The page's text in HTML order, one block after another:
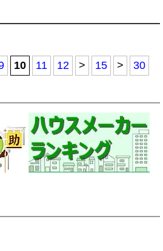
10 11 12 > 15 > 30